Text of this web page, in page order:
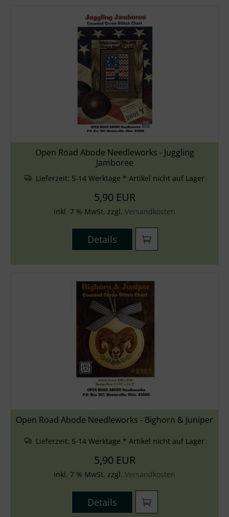
Open Road Abode Needleworks - Juggling
Jamboree
Lieferzeit: 5-14 Werktage * Artikel nicht auf Lager
5,90 EUR
inkl. 7 % MwSt. zzgl. Versandkosten
Details
Open Road Abode Needleworks - Bighorn & Juniper
Lieferzeit: 5-14 Werktage * Artikel nicht auf Lager
5,90 EUR
inkl. 7 % MwSt. zzgl. Versandkosten
Details